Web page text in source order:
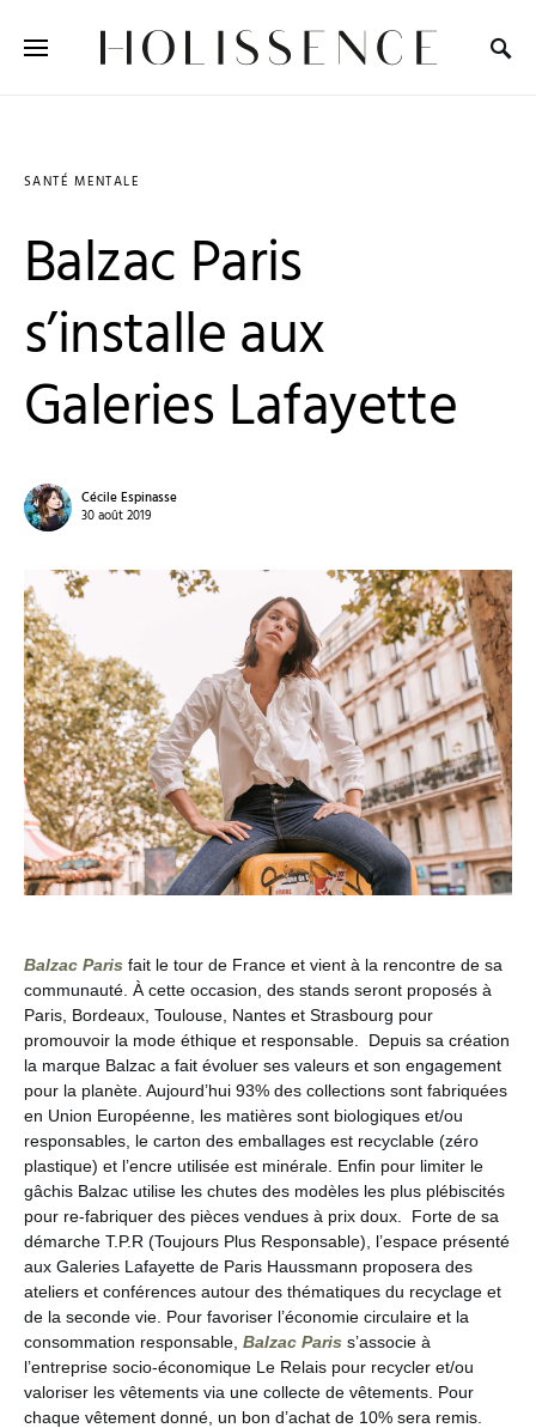
SANTÉ MENTALE
Balzac Paris
s’installe aux
Galeries Lafayette
Cécile Espinasse
30 août 2019
Balzac Paris fait le tour de France et vient à la rencontre de sa
communauté. À cette occasion, des stands seront proposés à
Paris, Bordeaux, Toulouse, Nantes et Strasbourg pour
promouvoir la mode éthique et responsable.
Depuis sa création
la marque Balzac a fait évoluer ses valeurs et son engagement
pour la planète. Aujourd’hui 93% des collections sont fabriquées
en Union Européenne, les matières sont biologiques et/ou
responsables, le carton des emballages est recyclable (zéro
plastique) et l’encre utilisée est minérale. Enfin pour limiter le
gâchis Balzac utilise les chutes des modèles les plus plébiscités
pour re-fabriquer des pièces vendues à prix doux.
Forte de sa
démarche T.P.R (Toujours Plus Responsable), l’espace présenté
aux Galeries Lafayette de Paris Haussmann proposera des
ateliers et conférences autour des thématiques du recyclage et
de la seconde vie. Pour favoriser l’économie circulaire et la
consommation responsable, Balzac Paris s’associe à
l’entreprise socio-économique Le Relais pour recycler et/ou
valoriser les vêtements via une collecte de vêtements. Pour
chaque vêtement donné, un bon d’achat de 10% sera remis.